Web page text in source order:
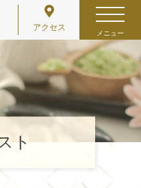
メニュー
アクセス
ト